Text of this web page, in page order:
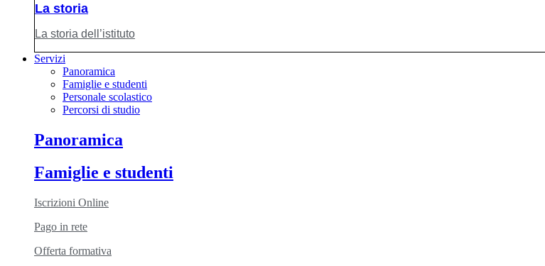
La storia
La storia dell’istituto
Servizi
Panoramica
Famiglie e studenti
Personale scolastico
Percorsi di studio
Panoramica
Famiglie e studenti
Iscrizioni Online
Pago in rete
Offerta formativa